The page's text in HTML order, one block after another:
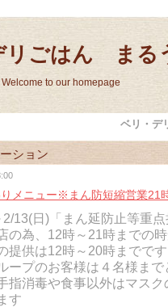
リごはん まる
Welcome to our homepage
ベリ・デ
ション
メニュー※まん防短縮営業21
13(日)「まん延防止等重
の為、12時～21時までの
提供は12時～20時までです
ープのお客様は４名様まで
指消毒や食事以外はマス
す